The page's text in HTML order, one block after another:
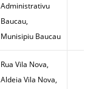
Administrativu
Baucau,
Munisipiu Baucau
Rua Vila Nova,
Aldeia Vila Nova,